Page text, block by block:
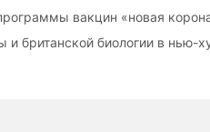
вакцин «новая
и британской биологии в нью-